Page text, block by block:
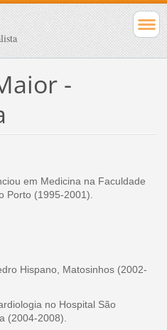
-
em Medicina na Faculdade
Porto (1995-2001).
Hispano, Matosinhos (2002-
no Hospital São
(2004-2008).